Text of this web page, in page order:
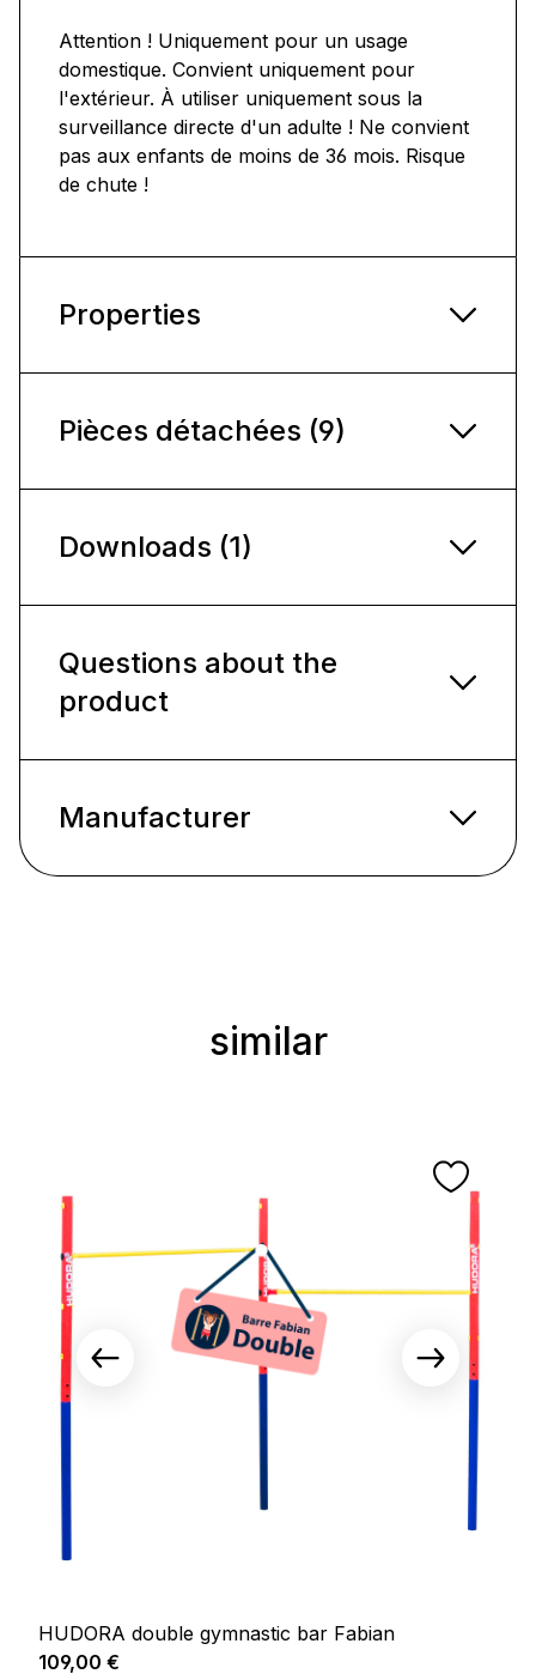
Attention ! Uniquement pour un usage
domestique. Convient uniquement pour
l'extérieur. À utiliser uniquement sous la
surveillance directe d'un adulte ! Ne convient
pas aux enfants de moins de 36 mois. Risque
de chute !
Properties
Pièces détachées (9)
Downloads (1)
Questions about the
product
Manufacturer
Ignorer la galerie de produits
similar
HUDORA double gymnastic bar Fabian
Prix régulier :
109,00 €